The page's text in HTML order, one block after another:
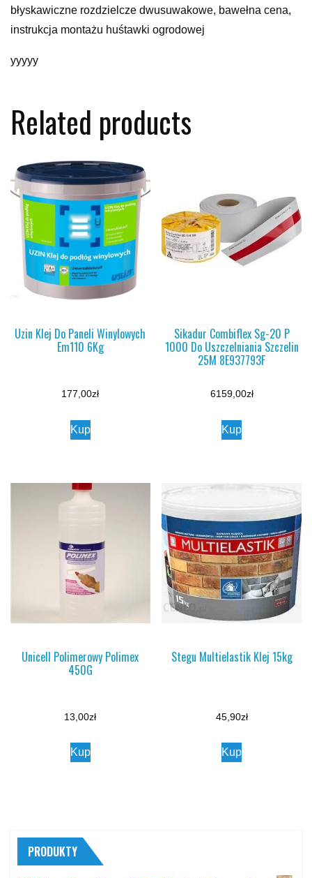
błyskawiczne rozdzielcze dwusuwakowe, bawełna cena,
instrukcja montażu huśtawki ogrodowej
yyyyy
Related products
Uzin Klej Do Paneli Winylowych
Em110 6Kg
177,00zł
Kup
Sikadur Combiflex Sg-20 P
1000 Do Uszczelniania Szczelin
25M 8E937793F
6159,00zł
Kup
Unicell Polimerowy Polimex
450G
13,00zł
Kup
Stegu Multielastik Klej 15kg
45,90zł
Kup
PRODUKTY